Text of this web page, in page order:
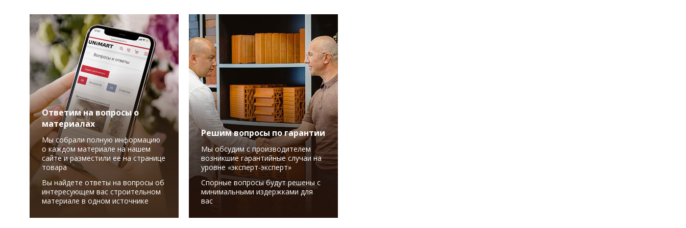
Ответим на вопросы о
материалах
Мы собрали полную информацию
о каждом материале на нашем
сайте и разместили ее на странице
товара
Вы найдете ответы на вопросы об
интересующем вас строительном
материале в одном источнике
Решим вопросы по гарантии
Мы обсудим с производителем
возникшие гарантийные случаи на
уровне «эксперт-эксперт»
Спорные вопросы будут решены с
минимальными издержками для
вас